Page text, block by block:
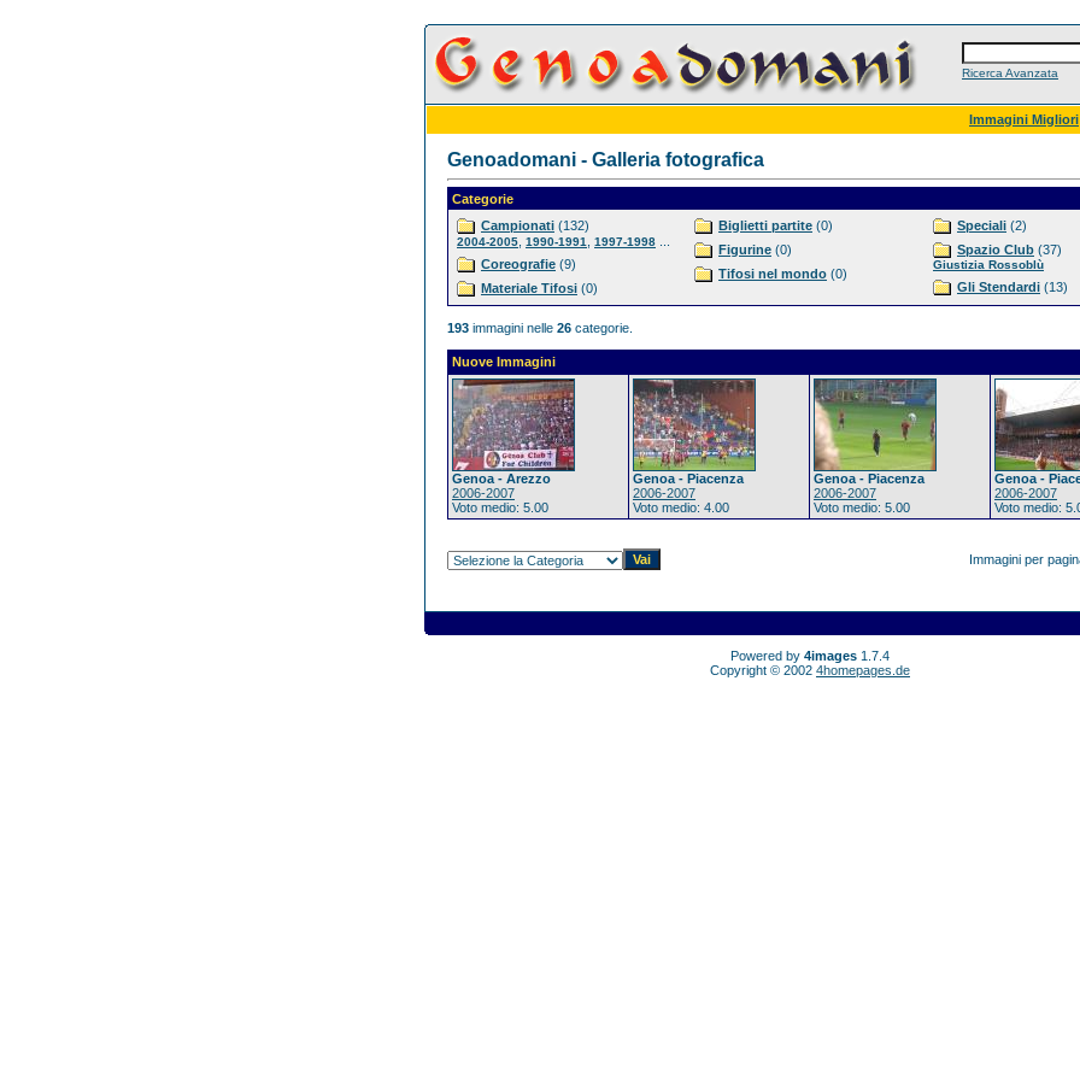
Ricerca Avanzata
Immagini Migliori
Genoadomani - Galleria fotografica
Categorie
Campionati (132)
2004-2005 1990-1991 1997-1998
Coreografie (9)
Materiale Tifosi (0)
Biglietti partite (0)
Figurine (0)
Tifosi nel mondo (0)
Speciali (2)
Spazio Club (37)
Giustizia Rossoblù
Gli Stendardi (13)
193 immagini nelle 26 categorie.
Nuove Immagini
Genoa - Arezzo
2006-2007
Voto medio: 5.00
Genoa - Piacenza
2006-2007
Voto medio: 4.00
Genoa - Piacenza
2006-2007
Voto medio: 5.00
Genoa -
2006-2007
Voto medio:
Immagini per
Powered by 4images 1.7.4
Copyright © 2002 4homepages.de